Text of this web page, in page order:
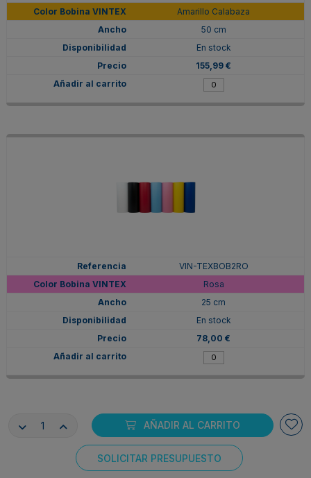
AÑADIR AL CARRITO
SOLICITAR PRESUPUESTO
Amarillo Calabaza
50 cm
En stock
155,99 €
VIN-TEXBOB2RO
Rosa
25 cm
En stock
78,00 €
Consentimiento de cookies